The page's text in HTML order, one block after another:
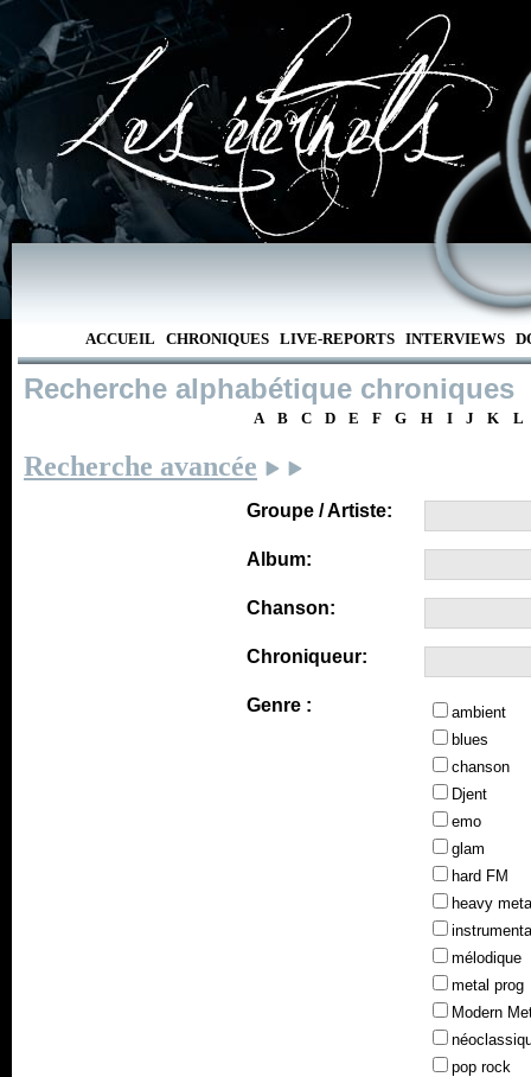
ACCUEIL CHRONIQUES LIVE-REPORTS INTERVIEWS
Recherche alphabétique chroniques
A B C D E F G H I J K L
Recherche avancée
Groupe / Artiste:
Album:
Chanson:
Chroniqueur:
Genre :
ambient
blues
chanson
Djent
emo
glam
hard FM
heavy
mélodique
metal prog
Modern
pop rock